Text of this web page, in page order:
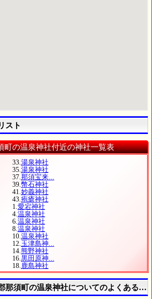
スト
町の温泉神社付近の神社一覧表
33.湯泉神社
35.湯泉神社
37.那須宝来...
39.幣石神社
41.妙義神社
43.疱瘡神社
1.愛宕神社
4.温泉神社
6.温泉神社
8.温泉神社
10.温泉神社
12.玉津島神...
14.熊野神社
16.黒田原神...
18.鹿島神社
那須町の温泉神社についてのよくある質